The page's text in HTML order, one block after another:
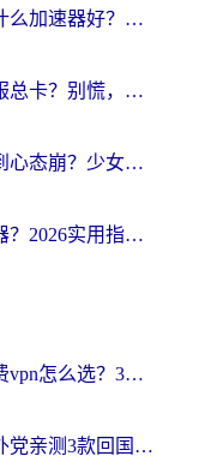
国外玩国服英雄联盟用什么加速器好？海外党亲测有效的国服游戏加速指南
在非洲玩魔兽世界怀旧服总卡？别慌，这份指南帮你丝滑开荒
海外党必看：玩国服卡到心态崩？少女前线云图计划加速器免费推荐+碧蓝航线足球世界流畅攻略
海外打LOL用哪个加速器？2026实用指南：从延迟到设备适配，一篇解决你的国服游戏痛点
海外党必看：加速器免费vpn怎么选？3步教你无缝访问国内资源
穿梭和巨鲸哪个好？海外党亲测3款回国加速器，教你避开90%的坑